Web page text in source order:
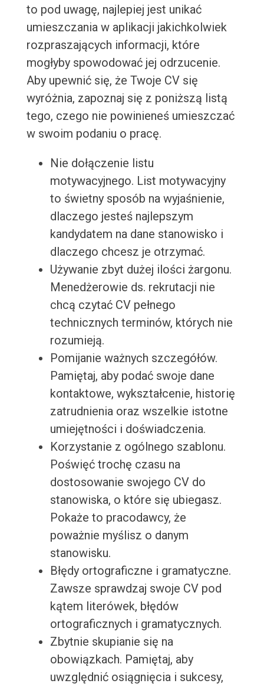
to pod uwagę, najlepiej jest unikać
umieszczania w aplikacji jakichkolwiek
rozpraszających informacji, które
mogłyby spowodować jej odrzucenie.
Aby upewnić się, że Twoje CV się
wyróżnia, zapoznaj się z poniższą listą
tego, czego nie powinieneś umieszczać
w swoim podaniu o pracę.
Nie dołączenie listu
motywacyjnego. List motywacyjny
to świetny sposób na wyjaśnienie,
dlaczego jesteś najlepszym
kandydatem na dane stanowisko i
dlaczego chcesz je otrzymać.
Używanie zbyt dużej ilości żargonu.
Menedżerowie ds. rekrutacji nie
chcą czytać CV pełnego
technicznych terminów, których nie
rozumieją.
Pomijanie ważnych szczegółów.
Pamiętaj, aby podać swoje dane
kontaktowe, wykształcenie, historię
zatrudnienia oraz wszelkie istotne
umiejętności i doświadczenia.
Korzystanie z ogólnego szablonu.
Poświęć trochę czasu na
dostosowanie swojego CV do
stanowiska, o które się ubiegasz.
Pokaże to pracodawcy, że
poważnie myślisz o danym
stanowisku.
Błędy ortograficzne i gramatyczne.
Zawsze sprawdzaj swoje CV pod
kątem literówek, błędów
ortograficznych i gramatycznych.
Zbytnie skupianie się na
obowiązkach. Pamiętaj, aby
uwzględnić osiągnięcia i sukcesy,